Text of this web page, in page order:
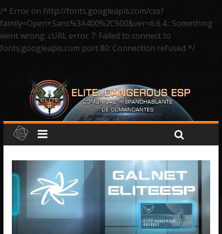
/* Error on http://fonts.googleapis.com/css?
family=Open+Sans%3A400%2C600&ver=6.6.4 : Something
went wrong: cURL error 7: Failed to connect to
fonts.googleapis.com port 80: Connection refused */